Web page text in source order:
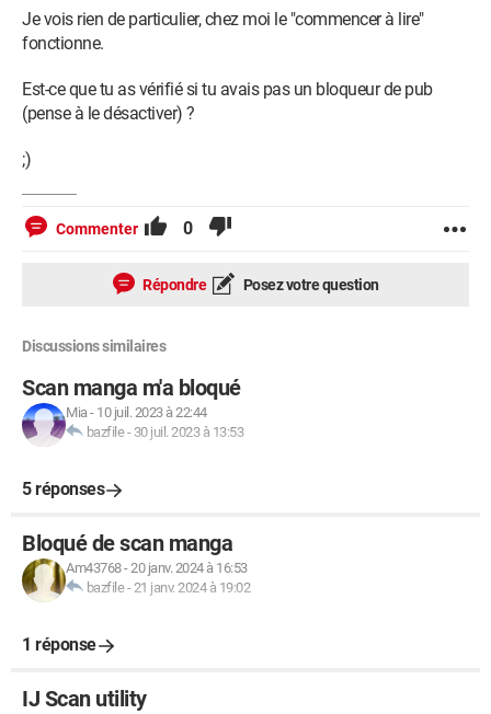
Je vois rien de particulier, chez moi le "commencer à lire"
fonctionne.
Est-ce que tu as vérifié si tu avais pas un bloqueur de pub
(pense à le désactiver) ?
;)
Commenter 0
Répondre Posez votre question
Discussions similaires
Scan manga m'a bloqué
Mia- 10 juil. 2023 à 22:44
bazfile- 30 juil. 2023 à 13:53
5 réponses
Bloqué de scan manga
Am43768-20 janv. 2024 à 16:53
bazfile-21 janv. 2024 à 19:02
1 réponse
IJ Scan utility